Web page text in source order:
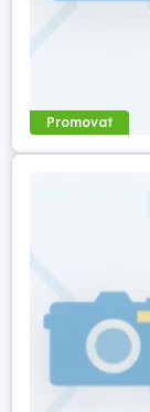
Promovat